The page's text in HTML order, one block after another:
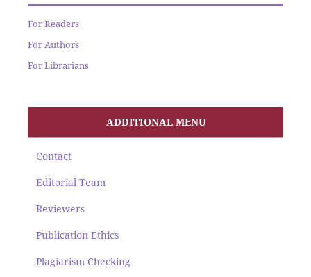
For Readers
For Authors
For Librarians
ADDITIONAL MENU
Contact
Editorial Team
Reviewers
Publication Ethics
Plagiarism Checking